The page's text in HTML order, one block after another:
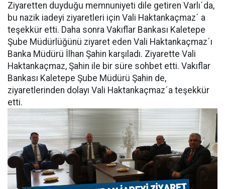
Ziyaretten duyduğu memnuniyeti dile getiren Varlı´da,
bu nazik iadeyi ziyaretleri için Vali Haktankaçmaz´ a
teşekkür etti. Daha sonra Vakıflar Bankası Kaletepe
Şube Müdürlüğünü ziyaret eden Vali Haktankaçmaz´ı
Banka Müdürü İlhan Şahin karşıladı. Ziyarette Vali
Haktankaçmaz, Şahin ile bir süre sohbet etti. Vakıflar
Bankası Kaletepe Şube Müdürü Şahin de,
ziyaretlerinden dolayı Vali Haktankaçmaz´a teşekkür
etti.